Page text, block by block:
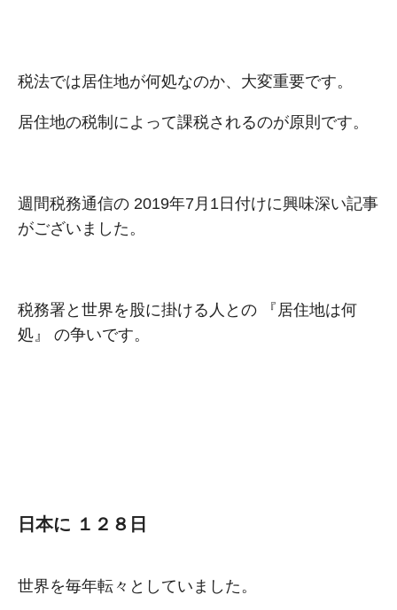
税法では居住地が何処なのか、⼤変重要です。
居住地の税制によって課税されるのが原則です。
週間税務通信の 2019年7月1日付けに興味深い記事
がございました。
税務署と世界を股に掛ける⼈との 『居住地は何
処』 の争いです。
⽇本に １２８⽇
世界を毎年転々としていました。